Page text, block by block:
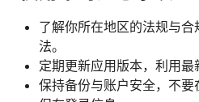
了解你所在地区的法规与
法。
定期更新应用版本，利用最
保持备份与账户安全，不